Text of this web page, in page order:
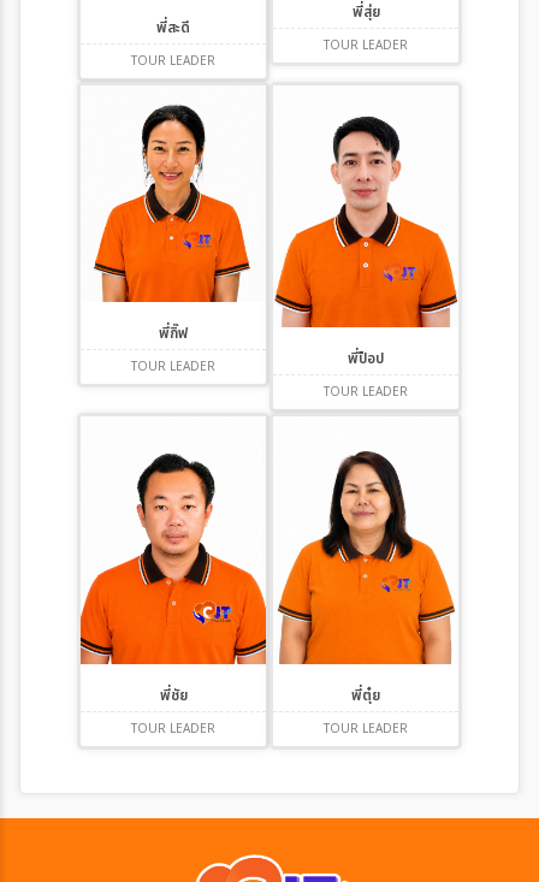
พี่สะดี
TOUR LEADER
พี่สุ่ย
TOUR LEADER
พี่กิ๊ฟ
TOUR LEADER พี่ป็อป
TOUR LEADER
พี่ชัย
TOUR LEADER
พี่ตุ๋ย
TOUR LEADER